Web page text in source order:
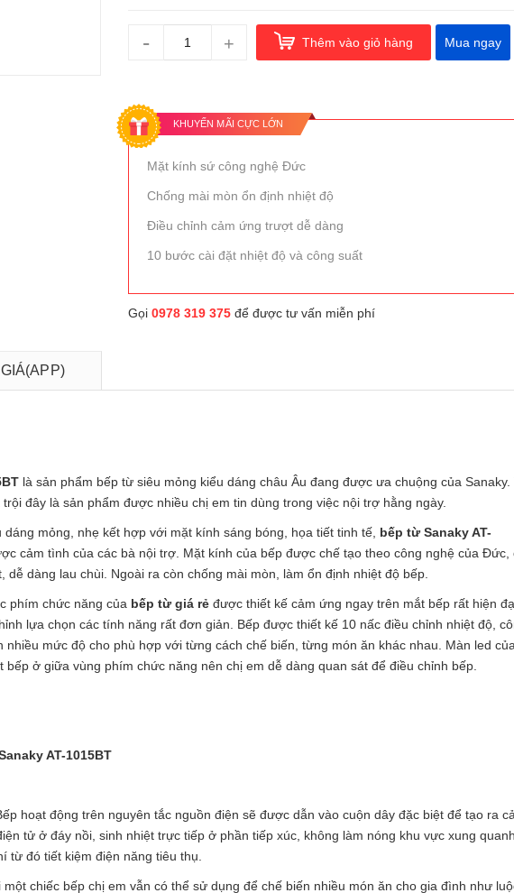
- + Thêm vào giỏ hàng Mua ngay
KHUYẾN MÃI CỰC LỚN
Mặt kính sứ công nghệ Đức
Chống mài mòn ổn định nhiệt độ
Điều chỉnh cảm ứng trượt dễ dàng
10 bước cài đặt nhiệt độ và công suất
Gọi 0978 319 375để được tư vấn miễn phí
là sản phẩm bếp từ siêu mỏng kiểu dáng châu Âu đang được ưa chuộng của Sanaky.
đây là sản phẩm được nhiều chị em tin dùng trong việc nội trợ hằng ngày.
dáng mỏng, nhẹ kết hợp với mặt kính sáng bóng, họa tiết tinh tế, bếp từ Sanaky AT-
cảm tình của các bà nội trợ. Mặt kính của bếp được chế tạo theo công nghệ của Đức,
dễ dàng lau chùi. Ngoài ra còn chống mài mòn, làm ổn định nhiệt độ bếp.
phím chức năng của bếp từ giá rẻ được thiết kế cảm ứng ngay trên mắt bếp rất hiện
lựa chọn các tính năng rất đơn giản. Bếp được thiết kế 10 nấc điều chỉnh nhiệt độ,
nhiều mức độ cho phù hợp với từng cách chế biến, từng món ăn khác nhau. Màn led của
ở giữa vùng phím chức năng nên chị em dễ dàng quan sát để điều chỉnh bếp.
AT-1015BT
hoạt động trên nguyên tắc nguồn điện sẽ được dẫn vào cuộn dây đặc biệt để tạo ra
tử ở đáy nồi, sinh nhiệt trực tiếp ở phần tiếp xúc, không làm nóng khu vực xung quanh
từ đó tiết kiệm điện năng tiêu thụ.
một chiếc bếp chị em vẫn có thể sử dụng để chế biến nhiều món ăn cho gia đình như